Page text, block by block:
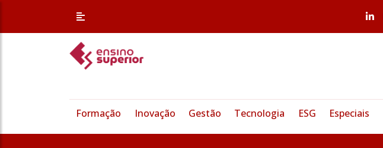
Formação Inovação Gestão Tecnologia ESG Especiais